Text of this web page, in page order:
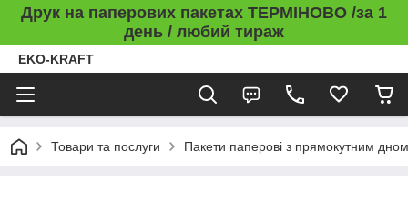
Друк на паперових пакетах ТЕРМІНОВО /за 1
день / любий тираж
EKO-KRAFT
Товари та послуги Пакети паперові з прямокутним дном